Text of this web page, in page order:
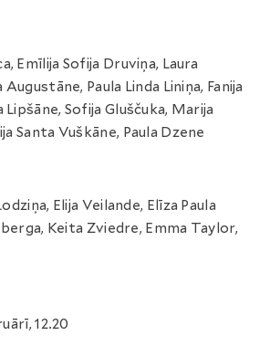
Emīlija Sofija Druviņa, Laura
Paula Linda Liniņa, Fanija
Sofija Gluščuka, Marija
Santa Vuškāne, Paula Dzene
Elija Veilande, Elīza Paula
Keita Zviedre, Emma Taylor,
12.20